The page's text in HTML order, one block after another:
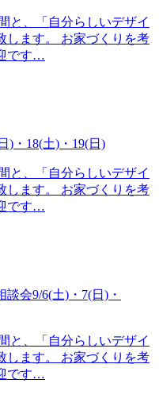
と、「自分らしいデザイ
します。 お家づくりを考
です…
)・18(土)・19(日)
と、「自分らしいデザイ
します。 お家づくりを考
です…
会9/6(土)・7(日)・
と、「自分らしいデザイ
します。 お家づくりを考
です…